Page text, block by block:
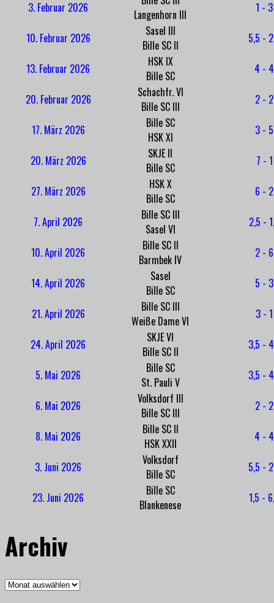
3. Februar 2026
Langenhorn III
1 - 3
10. Februar 2026
Sasel III
Bille SC II
5,5 -
13. Februar 2026
HSK IX
Bille SC
4 - 4
20. Februar 2026
Schachfr. VI
Bille SC III
2 - 2
17. März 2026
Bille SC
HSK XI
3 - 5
20. März 2026
SKJE II
Bille SC
7 - 1
27. März 2026
HSK X
Bille SC
6 - 2
7. April 2026
Bille SC III
Sasel VI
2,5 -
10. April 2026
Bille SC II
Barmbek IV
2 - 6
14. April 2026
Sasel
Bille SC
5 - 3
21. April 2026
Bille SC III
Weiße Dame VI
3 - 1
24. April 2026
SKJE VI
Bille SC II
3,5 -
5. Mai 2026
Bille SC
St. Pauli V
3,5 -
6. Mai 2026
Volksdorf III
Bille SC III
2 - 2
8. Mai 2026
Bille SC II
HSK XXII
4 - 4
3. Juni 2026
Volksdorf
Bille SC
5,5 -
23. Juni 2026
Bille SC
Blankenese
1,5 -
Archiv
Archiv